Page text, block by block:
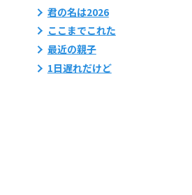
君の名は2026
ここまでこれた
最近の親子
1日遅れだけど